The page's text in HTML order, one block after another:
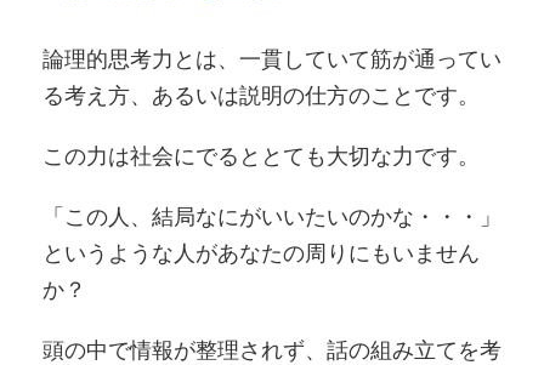
論理的思考力とは、一貫していて筋が通ってい
る考え方、あるいは説明の仕方のことです。
この力は社会にでるととても大切な力です。
「この人、結局なにがいいたいのかな・・・」
というような人があなたの周りにもいません
か？
頭の中で情報が整理されず、話の組み立てを考